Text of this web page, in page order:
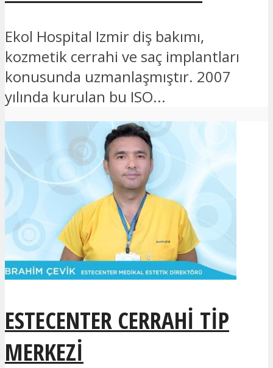
Ekol Hospital Izmir diş bakımı,
kozmetik cerrahi ve saç implantları
konusunda uzmanlaşmıştır. 2007
yılında kurulan bu ISO...
ESTECENTER CERRAHI TIP
MERKEZI